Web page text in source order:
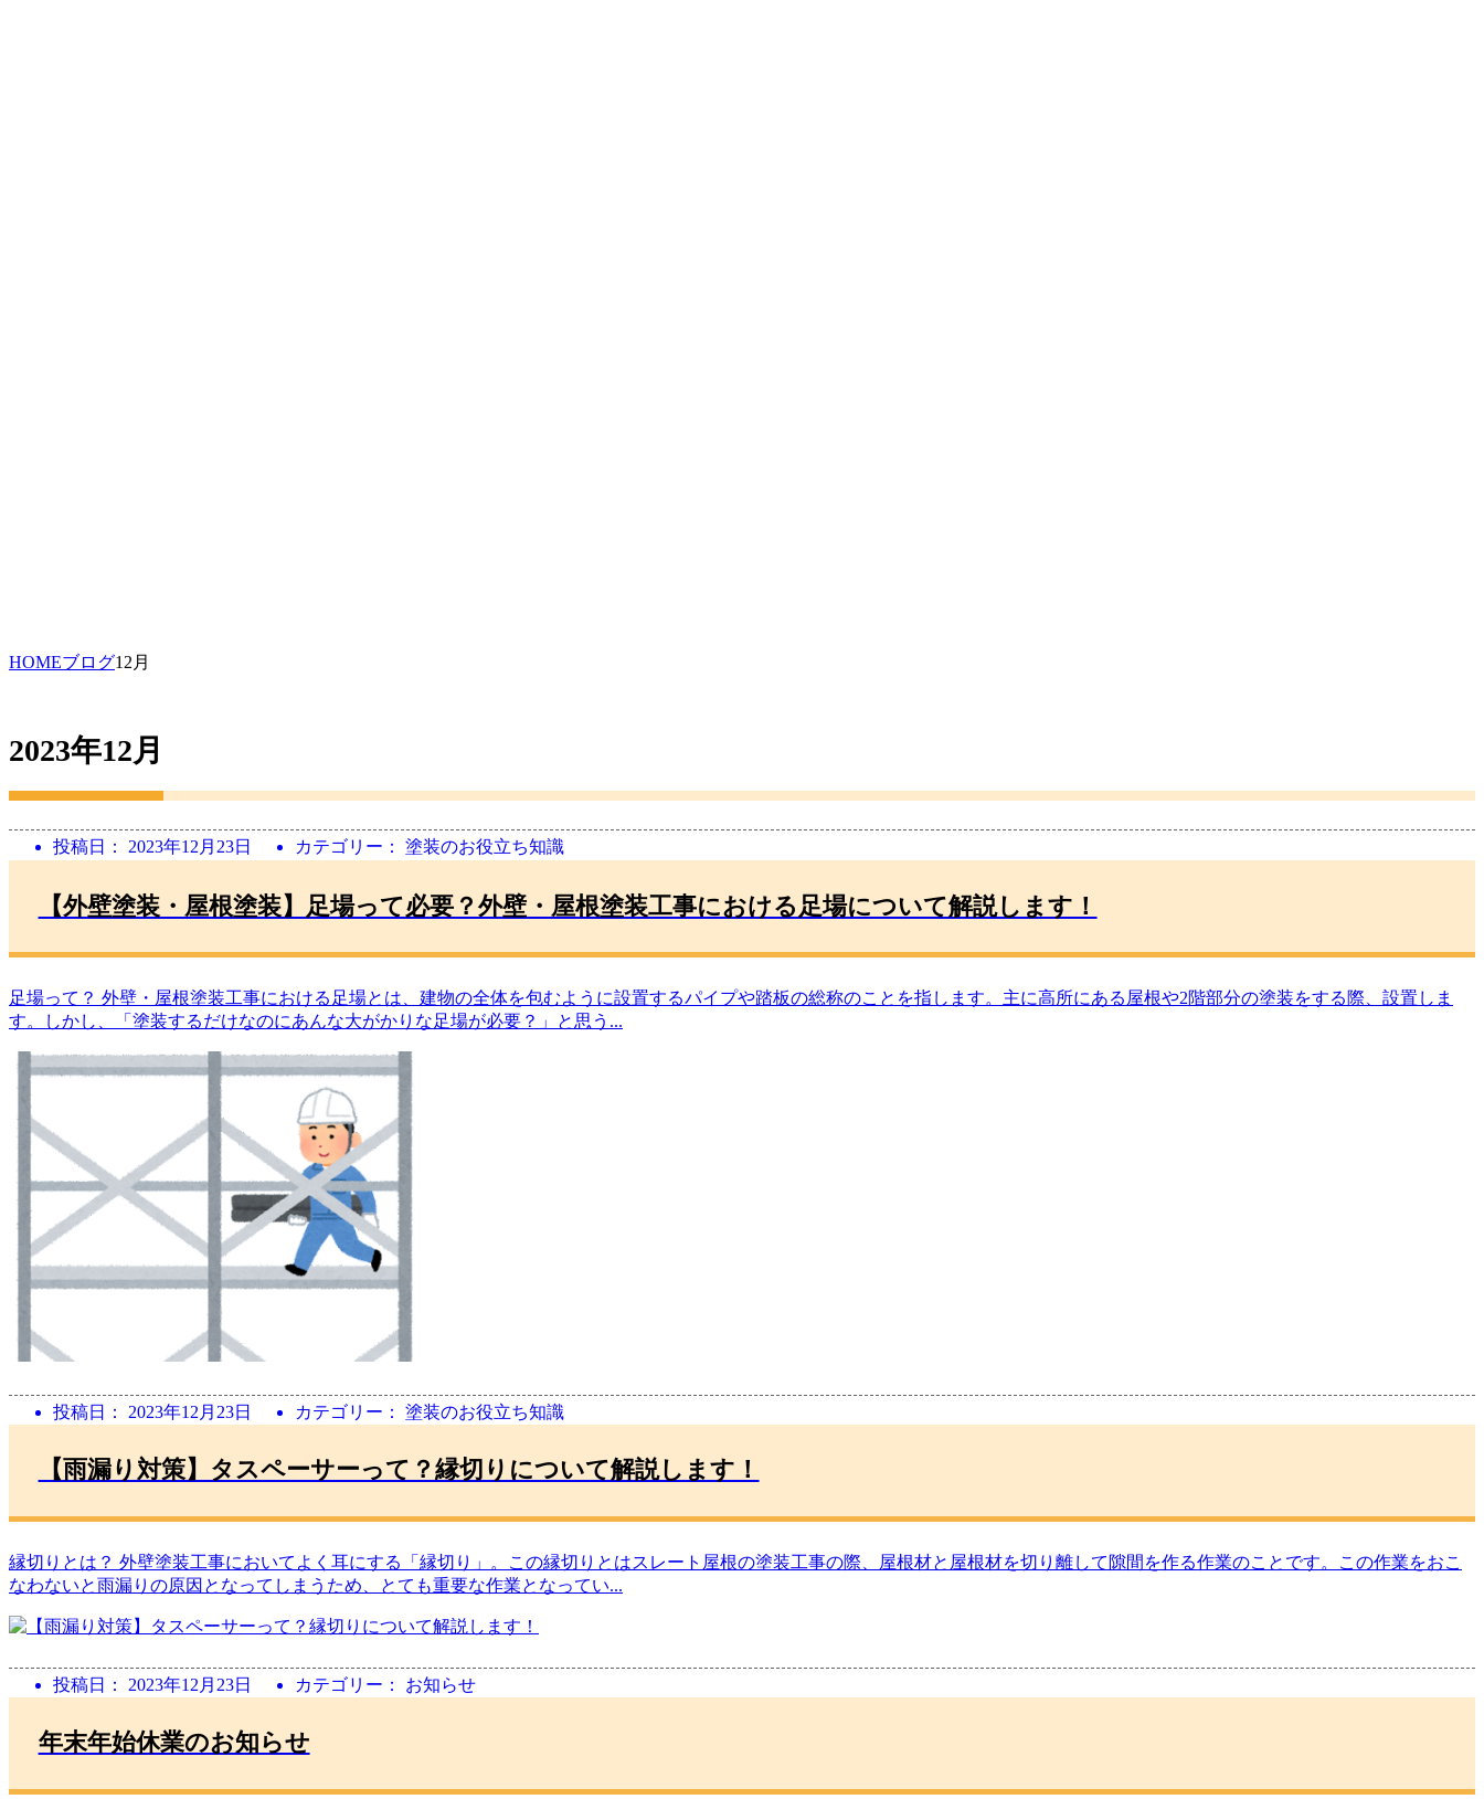
HOMEブログ12月
2023年12月
投稿日： 2023年12月23日 カテゴリー： 塗装のお役立ち知識
【外壁塗装・屋根塗装】足場って必要？外壁・屋根塗装工事における足場について解説します！
足場って？ 外壁・屋根塗装工事における足場とは、建物の全体を包むように設置するパイプや踏板の総称のことを指します。主に高所にある屋根や2階部分の塗装をする際、設置しま
す。しかし、「塗装するだけなのにあんな大がかりな足場が必要？」と思う ...
投稿日： 2023年12月23日 カテゴリー： 塗装のお役立ち知識
【雨漏り対策】タスペーサーって？縁切りについて解説します！
縁切りとは？ 外壁塗装工事においてよく耳にする「縁切り」。この縁切りとはスレート屋根の塗装工事の際、屋根材と屋根材を切り離して隙間を作る作業のことです。この作業をおこ
なわないと雨漏りの原因となってしまうため、とても重要な作業となってい...
投稿日： 2023年12月23日 カテゴリー： お知らせ
年末年始休業のお知らせ